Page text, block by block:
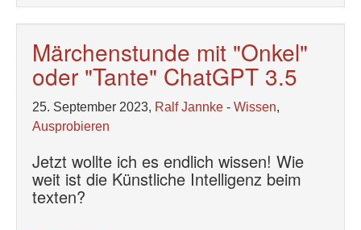
Märchenstunde mit "Onkel"
oder "Tante" ChatGPT 3.5
25. September 2023, Ralf Jannke - Wissen,
Ausprobieren
Jetzt wollte ich es endlich wissen! Wie
weit ist die Künstliche Intelligenz beim
texten?